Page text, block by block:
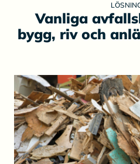
Vanliga
bygg, riv och